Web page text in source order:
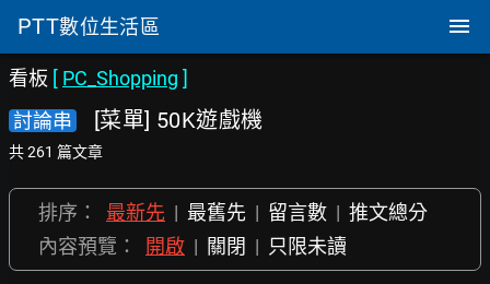
PTT數位生活區
看板 [ PC_Shopping ]
討論串
[菜單] 50K遊戲機
共 261 篇文章
排序： 最新先 | 最舊先 | 留言數 | 推文總分
內容預覽：
開啟 | 關閉 | 只限未讀